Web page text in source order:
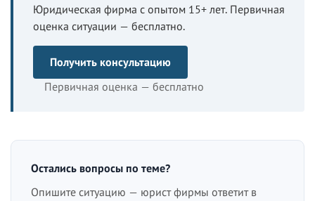
Юридическая фирма с опытом 15+ лет. Первичная
оценка ситуации — бесплатно.
Получить консультацию
Первичная оценка — бесплатно
Остались вопросы по теме?
Опишите ситуацию — юрист фирмы ответит в